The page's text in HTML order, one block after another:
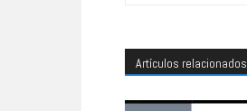
Artículos relacionados